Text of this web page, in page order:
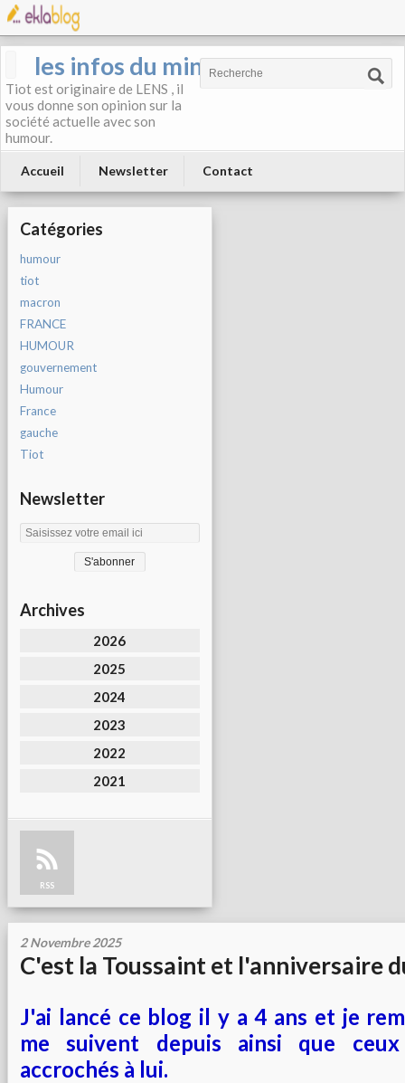
les infos du mineur
Tiot est originaire de LENS , il
vous donne son opinion sur la
société actuelle avec son
humour.
Accueil Newsletter Contact
Catégories
humour
tiot
macron
FRANCE
HUMOUR
gouvernement
Humour
France
gauche
Tiot
Newsletter
Archives
2026
2025
2024
2023
2022
2021
RSS
2 Novembre 2025
C'est la Toussaint et l'anniversaire
J'ai lancé ce blog il y a 4 ans et je
me suivent depuis ainsi que
accrochés à lui.